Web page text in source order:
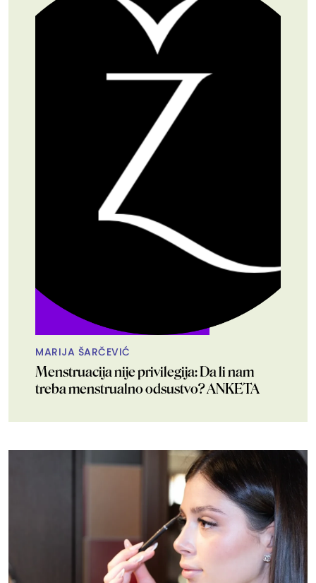
MARIJA ŠARČEVIĆ
Menstruacija nije privilegija: Da li nam
treba menstrualno odsustvo? ANKETA